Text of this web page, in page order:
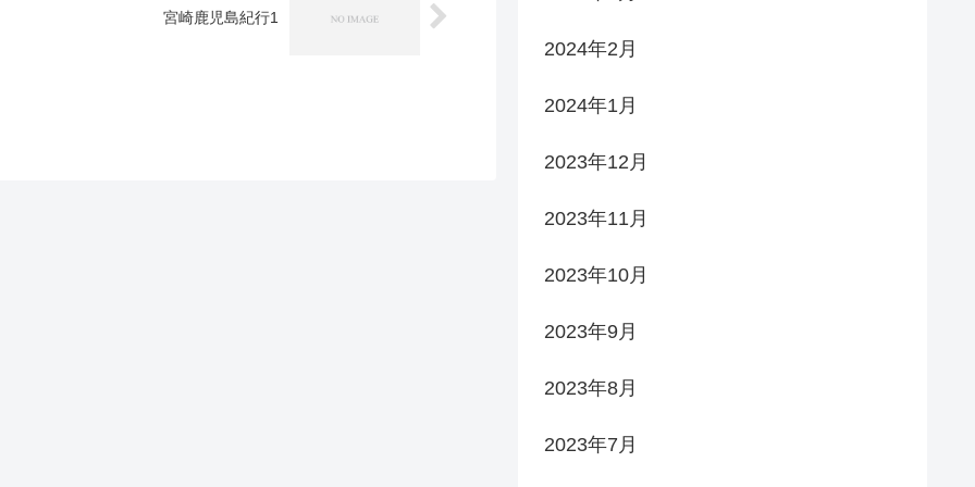
宮崎鹿児島紀行1
2024年2月
2024年1月
2023年12月
2023年11月
2023年10月
2023年9月
2023年8月
2023年7月